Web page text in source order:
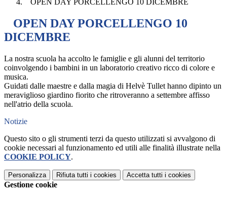
OPEN DAY PORCELLENGO 10 DICEMBRE
OPEN DAY PORCELLENGO 10
DICEMBRE
La nostra scuola ha accolto le famiglie e gli alunni del territorio
coinvolgendo i bambini in un laboratorio creativo ricco di colore e
musica.
Guidati dalle maestre e dalla magia di Helvè Tullet hanno dipinto un
meraviglioso giardino fiorito che ritroveranno a settembre affisso
nell'atrio della scuola.
Notizie
Questo sito o gli strumenti terzi da questo utilizzati si avvalgono di
cookie necessari al funzionamento ed utili alle finalità illustrate nella
COOKIE POLICY.
Personalizza Rifiuta tutti i cookies Accetta tutti i cookies
Gestione cookie